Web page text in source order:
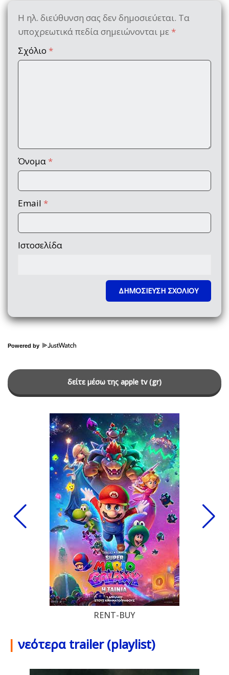
Η ηλ. διεύθυνση σας δεν δημοσιεύεται. Τα
υποχρεωτικά πεδία σημειώνονται με *
Σχόλιο *
Όνομα *
Email *
Ιστοσελίδα
Powered by
δείτε μέσω της apple tv (gr)
RENT-BUY
| νεότερα trailer (playlist)